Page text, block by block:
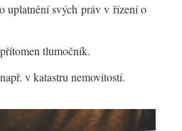
uplatnění svých práv v řízení o
tlumočník.
v katastru nemovitostí.